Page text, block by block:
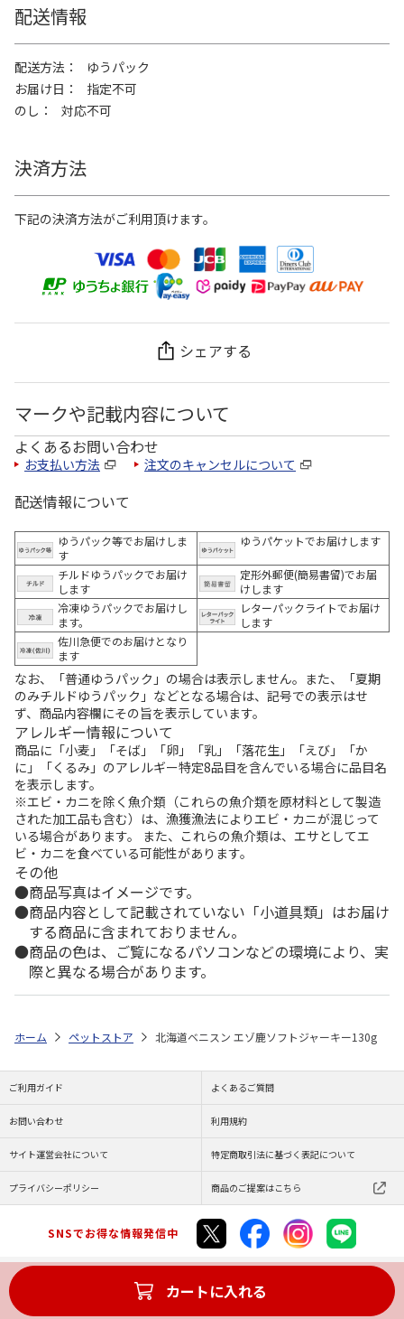
配送情報
配送方法
ゆうパック
お届け日
指定不可
のし
対応不可
決済方法
下記の決済方法がご利用頂けます。
シェアする
マークや記載内容について
よくあるお問い合わせ
お支払い方法 注文のキャンセルについて
配送情報について
ゆうパック等でお届けしま
す
ゆうパケットでお届けします
チルドゆうパックでお届け
します
定形外郵便(簡易書留)でお届
けします
冷凍ゆうパックでお届けし
ます。
レターパックライトでお届け
します
佐川急便でのお届けとなり
ます
なお、「普通ゆうパック」の場合は表示しません。また、「夏期
のみチルドゆうパック」などとなる場合は、記号での表示はせ
ず、商品内容欄にその旨を表示しています。
アレルギー情報について
商品に「小麦」「そば」「卵」「乳」「落花生」「えび」「か
に」「くるみ」のアレルギー特定8品目を含んでいる場合に品目名
を表示します。
※エビ・カニを除く魚介類（これらの魚介類を原材料として製造
された加工品も含む）は、漁獲漁法によりエビ・カニが混じって
いる場合があります。 また、これらの魚介類は、エサとしてエ
ビ・カニを食べている可能性があります。
その他
商品写真はイメージです。
商品内容として記載されていない「小道具類」はお届け
する商品に含まれておりません。
商品の色は、ご覧になるパソコンなどの環境により、実
際と異なる場合があります。
カートに入れる
ホーム ペットストア 北海道ベニスン エゾ鹿ソフトジャーキー130g
ご利用ガイド よくあるご質問
お問い合わせ 利用規約
サイト運営会社について 特定商取引法に基づく表記について
プライバシーポリシー 商品のご提案はこちら
SNSでお得な情報発信中